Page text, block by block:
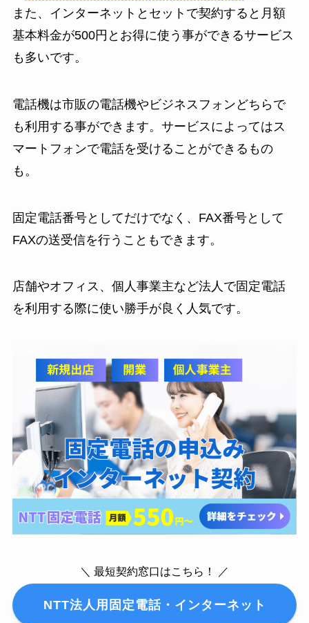
また、インターネットとセットで契約すると月額
基本料金が500円とお得に使う事ができるサービス
も多いです。
電話機は市販の電話機やビジネスフォンどちらで
も利用する事ができます。サービスによってはス
マートフォンで電話を受けることができるもの
も。
固定電話番号としてだけでなく、FAX番号として
FAXの送受信を行うこともできます。
店舗やオフィス、個人事業主など法人で固定電話
を利用する際に使い勝手が良く人気です。
＼ 最短契約窓口はこちら！ ／
NTT法人用固定電話・インターネット